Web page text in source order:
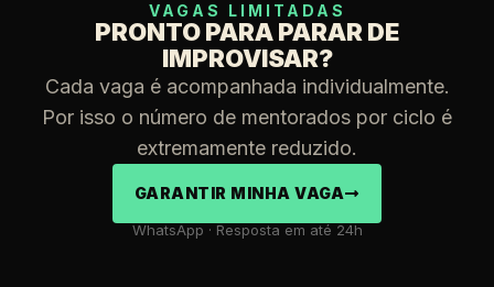
VAGAS LIMITADAS
PRONTO PARA PARAR DE
IMPROVISAR?
Cada vaga é acompanhada individualmente.
Por isso o número de mentorados por ciclo é
extremamente reduzido.
GARANTIR MINHA VAGA
WhatsApp · Resposta em até 24h